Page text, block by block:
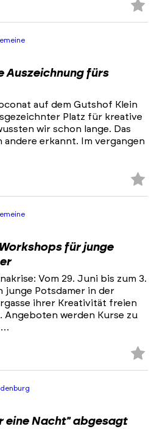
Auszeichnung fürs
auf dem Gutshof Klein
Platz für kreative
wir schon lange. Das
andere erkannt. Im vergangen
für junge
Vom 29. Juni bis zum 3.
junge Potsdamer in der
ihrer Kreativität freien
Angeboten werden Kurse zu
…
eine Nacht" abgesagt